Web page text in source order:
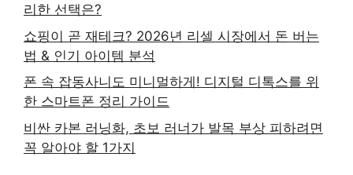
리한 선택은?
쇼핑이 곧 재테크? 2026년 리셀 시장에서 돈 버는
법 & 인기 아이템 분석
폰 속 잡동사니도 미니멀하게! 디지털 디톡스를 위
한 스마트폰 정리 가이드
비싼 카본 러닝화, 초보 러너가 발목 부상 피하려면
꼭 알아야 할 1가지